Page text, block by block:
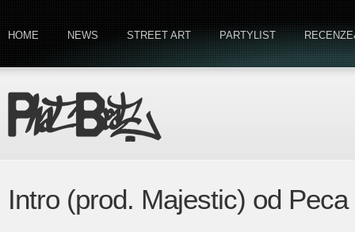
HOME NEWS STREET ART PARTYLIST
Intro (prod. Majestic) od Peca